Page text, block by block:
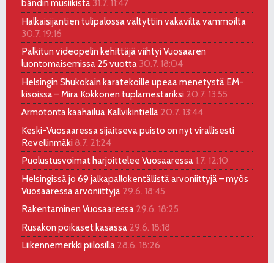
bändin musiikista 31.7. 11:47
Halkaisijantien tulipalossa vältyttiin vakavilta vammoilta
30.7. 19:16
Palkitun videopelin kehittäjä viihtyi Vuosaaren
luontomaisemissa 25 vuotta 30.7. 18:04
Helsingin Shukokain karatekoille upeaa menetystä EM-
kisoissa – Mira Kokkonen tuplamestariksi 20.7. 13:55
Armotonta kaahailua Kallvikintiellä 20.7. 13:44
Keski-Vuosaaressa sijaitseva puisto on nyt virallisesti
Revellinmäki 8.7. 21:24
Puolustusvoimat harjoittelee Vuosaaressa 1.7. 12:10
Helsingissä jo 69 jalkapallokentällistä arvoniittyjä – myös
Vuosaaressa arvoniittyjä 29.6. 18:45
Rakentaminen Vuosaaressa 29.6. 18:25
Rusakon poikaset kasassa 29.6. 18:18
Liikennemerkki piilosilla 28.6. 18:26